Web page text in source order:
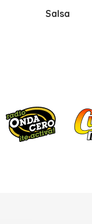
Salsa